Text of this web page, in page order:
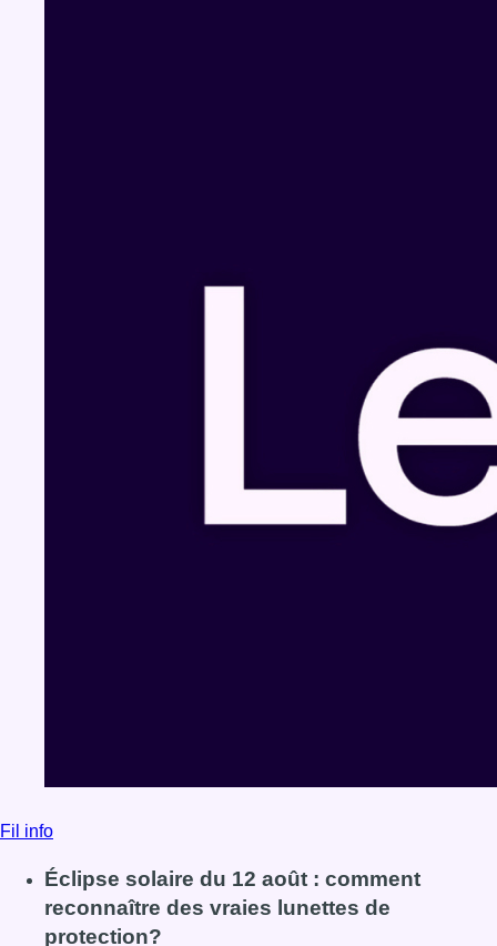
Fil info
Éclipse solaire du 12 août : comment
reconnaître des vraies lunettes de
protection?